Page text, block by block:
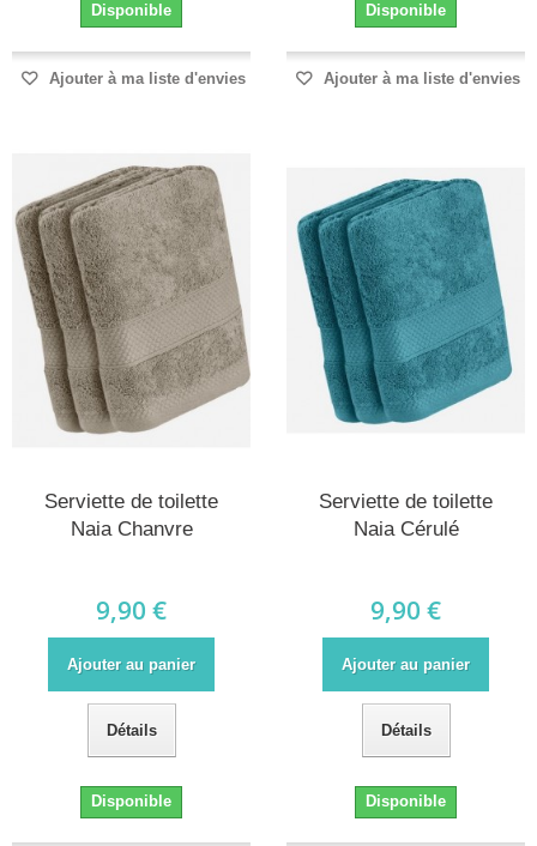
Disponible
Ajouter à ma liste d'envies
Disponible
Ajouter à ma liste d'envies
Serviette de toilette
Naia Chanvre
9,90 €
Ajouter au panier
Détails
Disponible
Serviette de toilette
Naia Cérulé
9,90 €
Ajouter au panier
Détails
Disponible